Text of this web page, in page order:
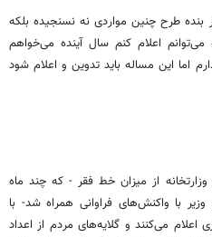
بنده طرح چنین مواردی نه نسنجیده بلکه
می‌توانم اعلام کنم سال آینده می‌خواهم
اما این مساله باید تدوین و اعلام شود
وزارتخانه از میزان خط فقر - که چند ماه
با واکنش‌های فراوانی همراه شد- با
اعلام می‌کنند و گلایه‌های مردم از اعداد